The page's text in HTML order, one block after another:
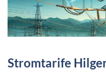
Stromtarife